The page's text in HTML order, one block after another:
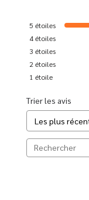
5 étoiles
4étoiles
3 étoiles
2 étoiles
1 étoile
Trier les avis